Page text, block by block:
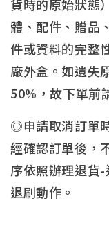
貨時的原始狀態
體、配件、贈品
件或資料的完整
廠外盒。如遺失
50%，故下單前
◎申請取消訂單
經確認訂單後，
序依照辦理退貨
退刷動作。